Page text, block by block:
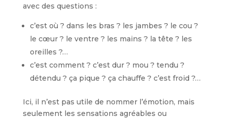
avec des questions :
c’est où ? dans les bras ? les jambes ? le cou ?
le cœur ? le ventre ? les mains ? la tête ? les
oreilles ?…
c’est comment ? c’est dur ? mou ? tendu ?
détendu ? ça pique ? ça chauffe ? c’est froid ?…
Ici, il n’est pas utile de nommer l’émotion, mais
seulement les sensations agréables ou